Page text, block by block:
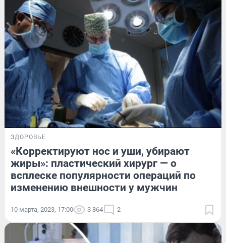
ЗДОРОВЬЕ
«Корректируют нос и уши, убирают
жиры»: пластический хирург — о
всплеске популярности операций по
изменению внешности у мужчин
10 марта, 2023, 17:00 3 864 2